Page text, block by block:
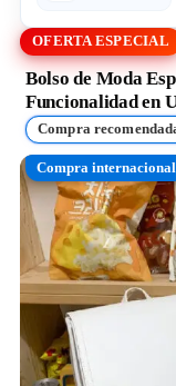
OFERTA ESPECIAL
Bolso de Moda
Funcionalidad en
Compra
Compra internacional